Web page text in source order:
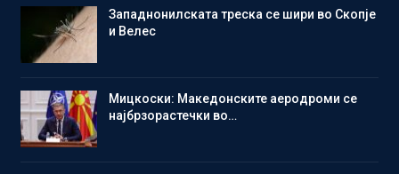
Западнонилската треска се шири во Скопје
и Велес
Мицкоски: Македонските аеродроми се
најбрзорастечки во…